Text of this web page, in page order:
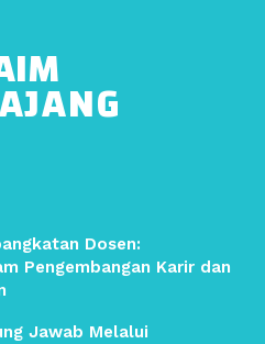
Dosen:
Pengembangan Karir dan
Jawab Melalui